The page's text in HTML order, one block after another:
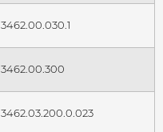
3462.00.030.1
3462.00.300
3462.03.200.0.023